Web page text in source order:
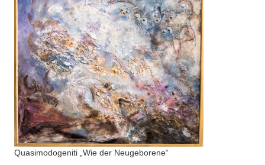
Quasimodogeniti „Wie der Neugeborene“